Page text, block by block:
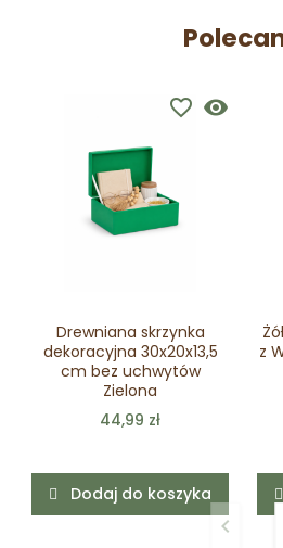
visibility
favorite_border
Drewniana skrzynka
dekoracyjna 30x20x13,5
cm bez uchwytów
Zielona
44,99 zł
Dodaj do koszyka
z
keyboard_arrow_left